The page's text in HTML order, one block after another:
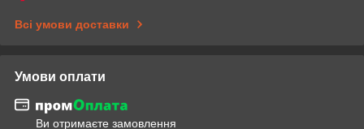
Всі умови доставки
Умови оплати
Ви отримаєте замовлення